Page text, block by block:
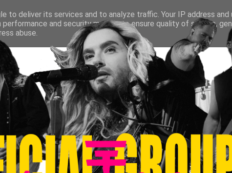
to deliver its services and to analyze traffic. Your IP address and
performance and security metrics to ensure quality of service,
abuse.